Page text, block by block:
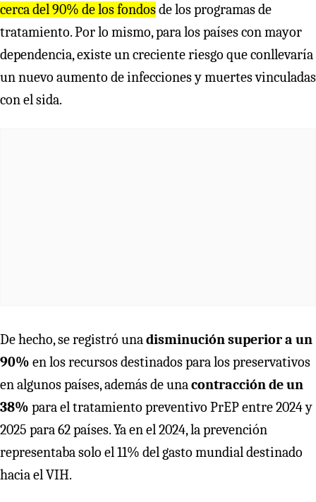
cerca del 90% de los fondosde los programas de
tratamiento. Por lo mismo, para los países con mayor
dependencia, existe un creciente riesgo que conllevaría
un nuevo aumento de infecciones y muertes vinculadas
con el sida.
De hecho, se registró unadisminución superior a un
90% en los recursos destinados para los preservativos
en algunos países, además de unacontracción de un
38% para el tratamiento preventivo PrEP entre 2024 y
2025 para 62 países. Ya en el 2024, la prevención
representaba solo el 11% del gasto mundial destinado
hacia el VIH.